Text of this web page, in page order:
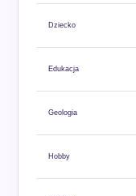
Dziecko
Edukacja
Geologia
Hobby